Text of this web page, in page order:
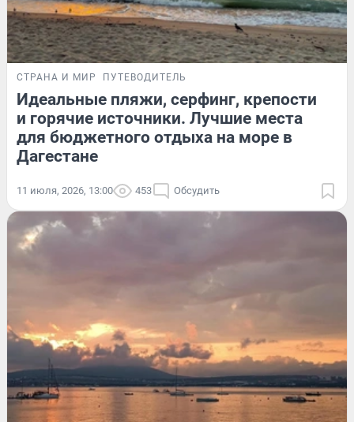
СТРАНА И МИР ПУТЕВОДИТЕЛЬ
Идеальные пляжи, серфинг, крепости
и горячие источники. Лучшие места
для бюджетного отдыха на море в
Дагестане
11 июля, 2026, 13:00 453 Обсудить